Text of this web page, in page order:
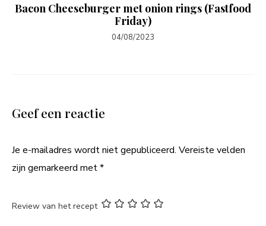
Bacon Cheeseburger met onion rings (Fastfood
Friday)
04/08/2023
Geef een reactie
Je e-mailadres wordt niet gepubliceerd. Vereiste velden
zijn gemarkeerd met*
Review van het recept